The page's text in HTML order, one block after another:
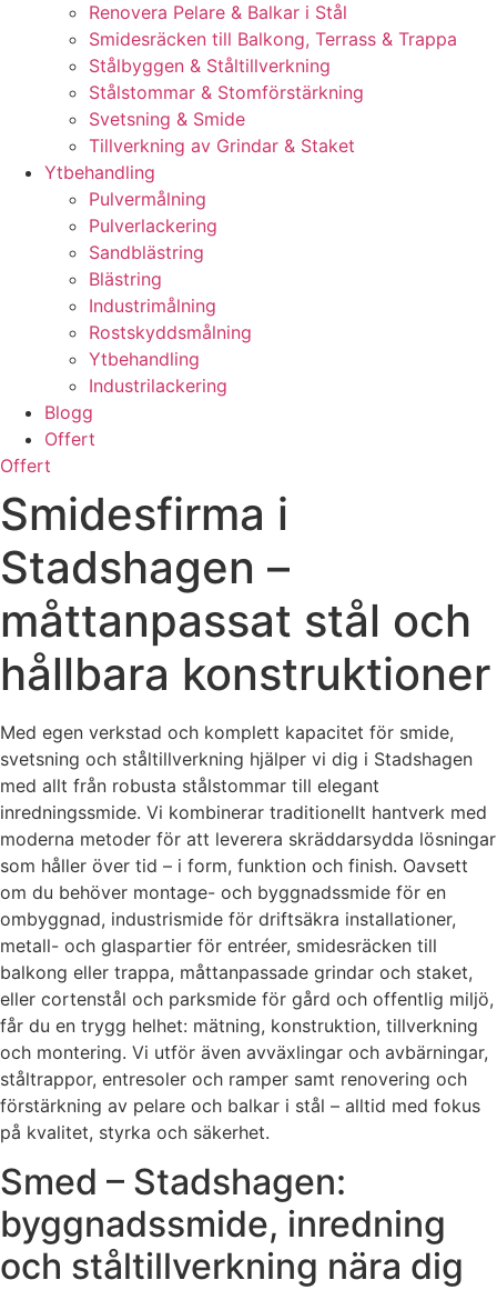
Renovera Pelare & Balkar i Stål
Smidesräcken till Balkong, Terrass & Trappa
Stålbyggen & Ståltillverkning
Stålstommar & Stomförstärkning
Svetsning & Smide
Tillverkning av Grindar & Staket
Ytbehandling
Pulvermålning
Pulverlackering
Sandblästring
Blästring
Industrimålning
Rostskyddsmålning
Ytbehandling
Industrilackering
Blogg
Offert
Offert
Smidesfirma i
Stadshagen –
måttanpassat stål och
hållbara konstruktioner
Med egen verkstad och komplett kapacitet för smide,
svetsning och ståltillverkning hjälper vi dig i Stadshagen
med allt från robusta stålstommar till elegant
inredningssmide. Vi kombinerar traditionellt hantverk med
moderna metoder för att leverera skräddarsydda lösningar
som håller över tid – i form, funktion och finish. Oavsett
om du behöver montage- och byggnadssmide för en
ombyggnad, industrismide för driftsäkra installationer,
metall- och glaspartier för entréer, smidesräcken till
balkong eller trappa, måttanpassade grindar och staket,
eller cortenstål och parksmide för gård och offentlig miljö,
får du en trygg helhet: mätning, konstruktion, tillverkning
och montering. Vi utför även avväxlingar och avbärningar,
ståltrappor, entresoler och ramper samt renovering och
förstärkning av pelare och balkar i stål – alltid med fokus
på kvalitet, styrka och säkerhet.
Smed – Stadshagen:
byggnadssmide, inredning
och ståltillverkning nära dig